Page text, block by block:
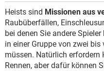
Heists sind Missionen aus
Raubüberfällen,
bei denen Sie andere
in einer Gruppe von zwei
müssen. Natürlich erfordern
Rennen, aber dafür können